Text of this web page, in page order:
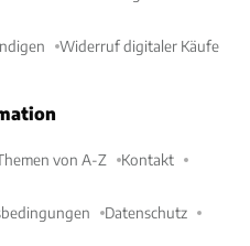
Widerruf digitaler Käufe
von A-Z Kontakt
Datenschutz